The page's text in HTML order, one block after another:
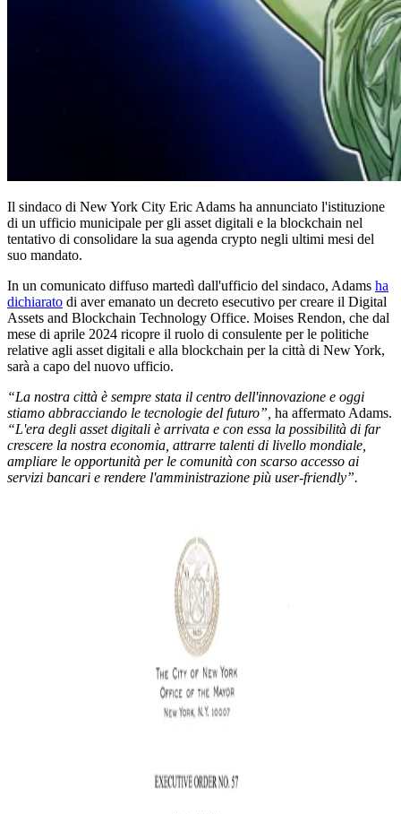
Il sindaco di New York City Eric Adams ha annunciato l'istituzione
di un ufficio municipale per gli asset digitali e la blockchain nel
tentativo di consolidare la sua agenda crypto negli ultimi mesi del
suo mandato.
In un comunicato diffuso martedì dall'ufficio del sindaco, Adams ha
dichiarato di aver emanato un decreto esecutivo per creare il Digital
Assets and Blockchain Technology Office. Moises Rendon, che dal
mese di aprile 2024 ricopre il ruolo di consulente per le politiche
relative agli asset digitali e alla blockchain per la città di New York,
sarà a capo del nuovo ufficio.
“La nostra città è sempre stata il centro dell'innovazione e oggi
stiamo abbracciando le tecnologie del futuro”, ha affermato Adams.
“L'era degli asset digitali è arrivata e con essa la possibilità di far
crescere la nostra economia, attrarre talenti di livello mondiale,
ampliare le opportunità per le comunità con scarso accesso ai
servizi bancari e rendere l'amministrazione più user-friendly”.